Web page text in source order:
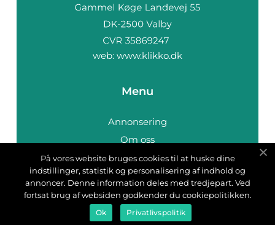
web: www.klikko.dk
Menu
Annonsering
Om oss
Cookies
Kontakta oss
Sitemap
På vores website bruges cookies til at huske dine
indstillinger, statistik og personalisering af indhold og
annoncer. Denne information deles med tredjepart. Ved
fortsat brug af websiden godkender du cookiepolitikken.
Ok Privatlivspolitik